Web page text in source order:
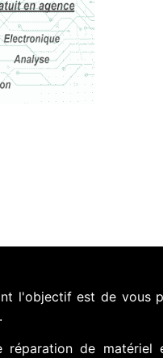
l'objectif est de vous
réparation de